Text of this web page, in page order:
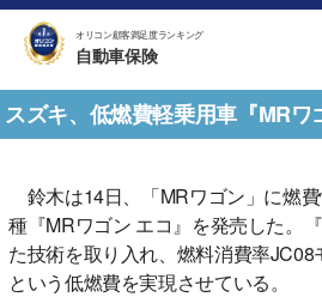
オリコン顧客満足度ランキング
自動車保険
スズキ、低燃費軽乗用車『MRワ
鈴木は14日、「MRワゴン」に燃
種『MRワゴン エコ』を発売した。
た技術を取り入れ、燃料消費率
という低燃費を実現させている。